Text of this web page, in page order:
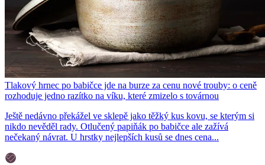
Tlakový hrnec po babičce jde na burze za cenu nové trouby: o ceně
rozhoduje jedno razítko na víku, které zmizelo s továrnou
Ještě nedávno překážel ve sklepě jako těžký kus kovu, se kterým si
nikdo nevěděl rady. Otlučený papiňák po babičce ale zažívá
nečekaný návrat. U hrstky nejlepších kusů se dnes cena...